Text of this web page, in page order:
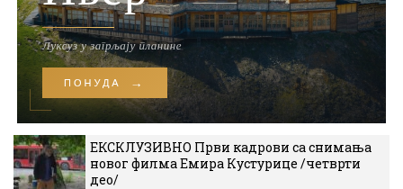
ЕКСКЛУЗИВНО Први кадрови са снимања
новог филма Емира Кустурице /четврти
део/